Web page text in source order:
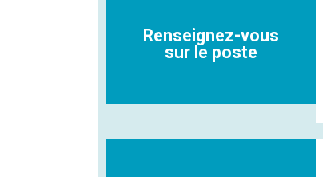
Renseignez-vous
sur le poste